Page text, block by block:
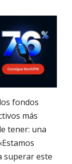
fondos
más
tener: una
superar este